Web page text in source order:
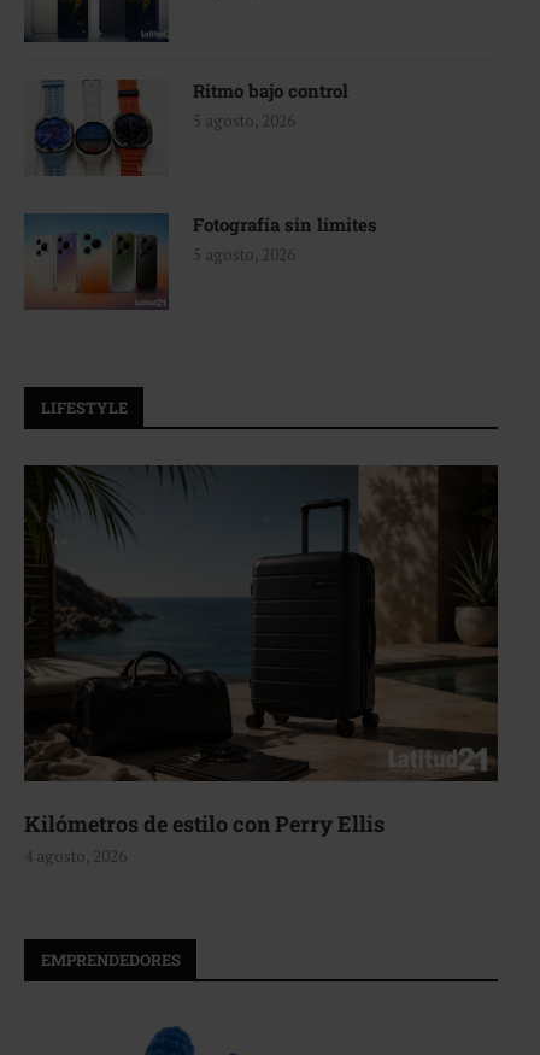
Ritmo bajo control
5 agosto, 2026
Fotografía sin límites
5 agosto, 2026
LIFESTYLE
Aerie, texturas que fluyen
4 agosto, 2026
EMPRENDEDORES